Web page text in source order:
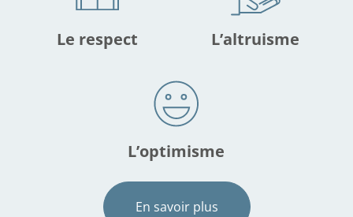
Le respect L’altruisme
L’optimisme
En savoir plus